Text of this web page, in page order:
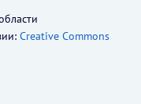
Creative Commons